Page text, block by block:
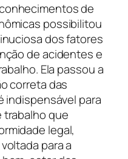
de
possibilitou
dos fatores
de acidentes e
Ela passou a
correta das
indispensável para
trabalho que
legal,
para a